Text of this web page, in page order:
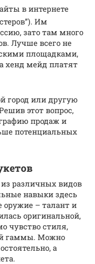
в интернете
Им
зато там много
Лучше всего не
площадками,
хенд мейд платят
город или другую
этот вопрос,
продаж и
потенциальных
различных видов
навыки здесь
оружие – талант и
оригинальной,
чувство стиля,
гаммы. Можно
а